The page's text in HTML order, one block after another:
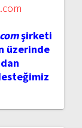
şirketi
üzerinde